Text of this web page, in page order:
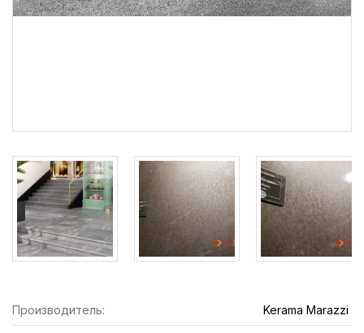
Производитель: Kerama Marazzi